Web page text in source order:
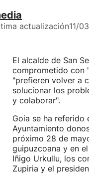
actualización11/
El alcalde de San
comprometido con
"prefieren volver a
solucionar los
y colaborar".
Goia se ha referido
Ayuntamiento
próximo 28 de
guipuzcoana y en
Iñigo Urkullu, los
Zupiria y el